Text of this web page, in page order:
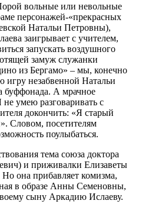
вольные или невольные
персонажей-«прекрасных
Натальи Петровны),
заигрывает с учителем,
запускать воздушного
замуж служанки
из Бергамо» – мы, конечно
игру незабвенной Натальи
буффонада. А мрачное
умею разговаривать с
докончить: «Я старый
Словом, посетителям
поулыбаться.
тема союза доктора
и приживалки Елизаветы
она прибавляет комизма,
в образе Анны Семеновны,
сыну Аркадию Ислаеву.